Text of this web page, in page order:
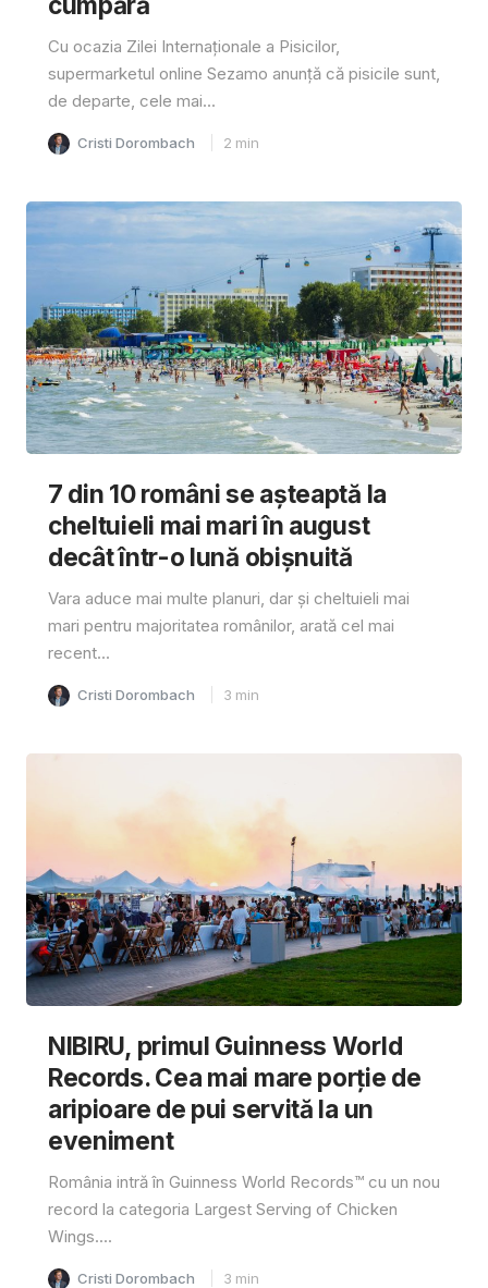
Cu ocazia Zilei Internaționale a Pisicilor,
supermarketul online Sezamo anunță că pisicile sunt,
de departe, cele mai...
Cristi Dorombach 2 min
7 din 10 români se așteaptă la
cheltuieli mai mari în august
decât într-o lună obișnuită
Vara aduce mai multe planuri, dar și cheltuieli mai
mari pentru majoritatea românilor, arată cel mai
recent...
Cristi Dorombach 3 min
NIBIRU, primul Guinness World
Records. Cea mai mare porție de
aripioare de pui servită la un
eveniment
România intră în Guinness World Records™️ cu un nou
record la categoria Largest Serving of Chicken
Wings....
Cristi Dorombach 3 min